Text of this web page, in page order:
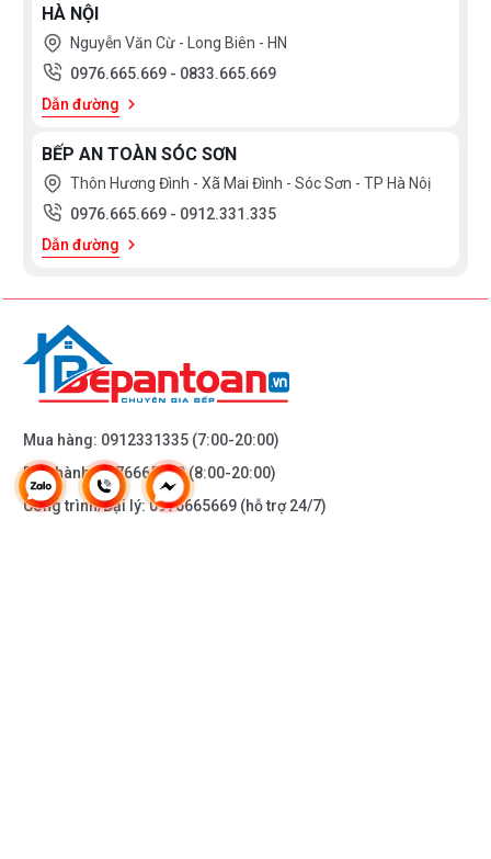
HÀ NỘI
Nguyễn Văn Cừ - Long Biên - HN
0976.665.669 - 0833.665.669
Dẫn đường
BẾP AN TOÀN SÓC SƠN
Thôn Hương Đình - Xã Mai Đình - Sóc Sơn - TP Hà Nôị
0976.665.669 - 0912.331.335
Dẫn đường
Mua hàng: 0912331335 (7:00-20:00)
Bảo hành:0976665669(8:00-20:00)
Công trình/Đại lý:0976665669 (hỗ trợ 24/7)